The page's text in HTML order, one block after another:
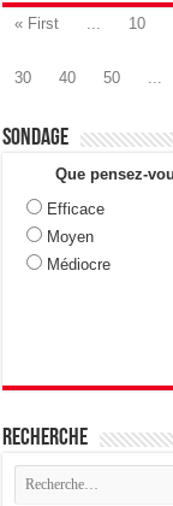
« First 10
30
40 50
Sondage
Que pensez-
Efficace
Moyen
Médiocre
Recherche